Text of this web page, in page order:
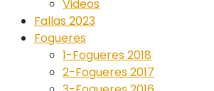
Videos
Fallas 2023
Fogueres
1-Fogueres 2018
2-Fogueres 2017